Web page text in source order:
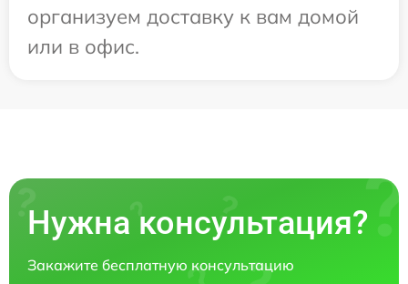
организуем доставку к вам домой
или в офис.
Нужна консультация?
Закажите бесплатную консультацию